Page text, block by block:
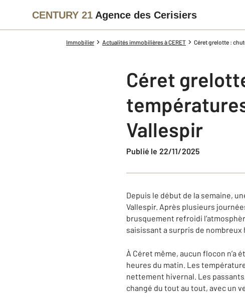
CENTURY 21 Agence des Cerisiers
Immobilier Actualités immobilières à CERET Céret grelotte :
Céret
Vallespir
Publié le 22/11/2025
Depuis le début de la semaine,
Vallespir. Après plusieurs
brusquement refroidi
saisissant a surpris de
À Céret même, aucun flocon n’a
heures du matin. Les
nettement hivernal. Les
changé du tout au tout, avec un